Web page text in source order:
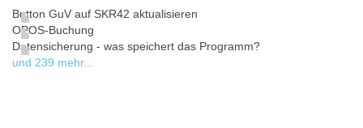
Button GuV auf SKR42 aktualisieren
OPOS-Buchung
Datensicherung - was speichert das Programm?
und 239 mehr...